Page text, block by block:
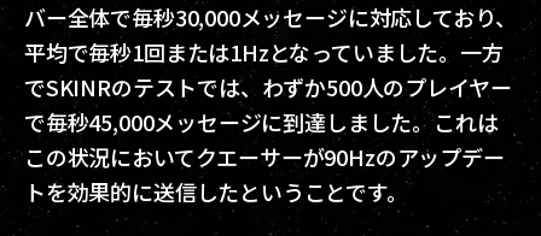
バー全体で毎秒30,000メッセージに対応しており、
平均で毎秒1回または1Hzとなっていました。一方
でSKINRのテストでは、わずか500人のプレイヤー
で毎秒45,000メッセージに到達しました。これは
この状況においてクエーサーが90Hzのアップデー
トを効果的に送信したということです。